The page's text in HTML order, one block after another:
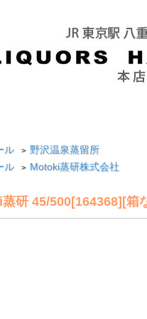
ル > 野沢温泉蒸留所
ル > Motoki蒸研株式会社
研 45/500[164368][箱